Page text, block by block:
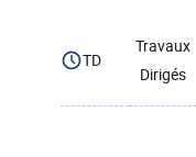
TD
Travaux
Dirigés